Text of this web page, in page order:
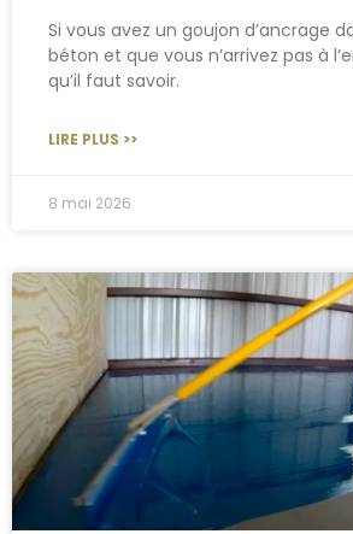
Si vous avez un goujon d’ancrage
béton et que vous n’arrivez pas à
qu’il faut savoir.
LIRE PLUS >>
8 mai 2026